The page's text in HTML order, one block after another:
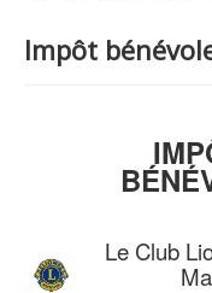
Impôt
Le Club